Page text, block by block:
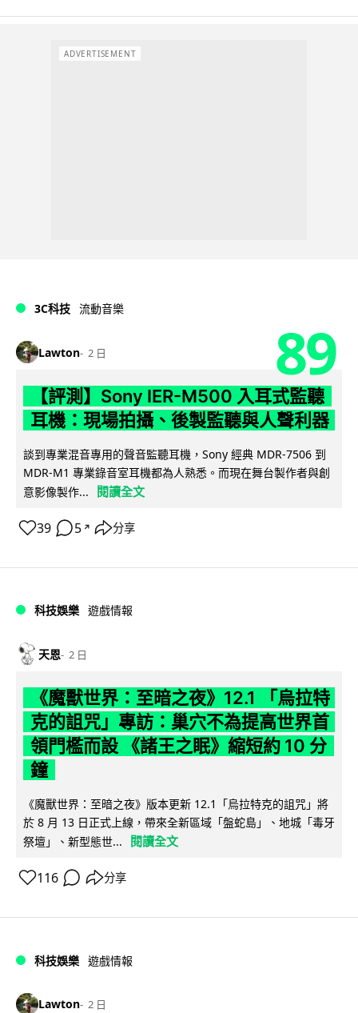
ADVERTISEMENT
3C科技 流動音樂
Lawton 2 日 89
【評測】Sony IER-M500 入耳式監聽
耳機：現場拍攝、後製監聽與人聲利器
談到專業混音專用的聲音監聽耳機，Sony 經典 MDR-7506 到
MDR-M1 專業錄音室耳機都為人熟悉。而現在舞台製作者與創
意影像製作...
閱讀全文
39 5 ↗ 分享
科技娛樂 遊戲情報
天恩 2 日
《魔獸世界：至暗之夜》12.1 「烏拉特
克的詛咒」專訪：巢穴不為提高世界首
領門檻而設 《諸王之眠》縮短約 10 分
鐘
《魔獸世界：至暗之夜》版本更新 12.1「烏拉特克的詛咒」將
於 8 月 13 日正式上線，帶來全新區域「盤蛇島」、地城「毒牙
祭壇」、新型態世...
閱讀全文
116 分享
科技娛樂 遊戲情報
Lawton 2 日